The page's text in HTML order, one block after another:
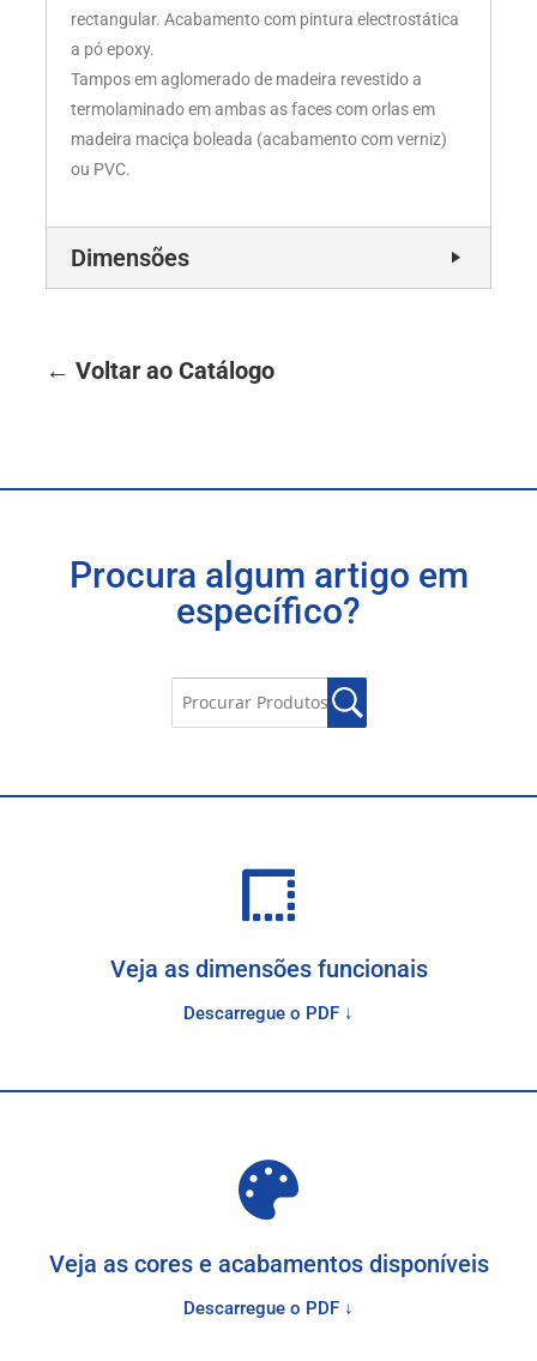
rectangular. Acabamento com pintura electrostática
a pó epoxy.
Tampos em aglomerado de madeira revestido a
termolaminado em ambas as faces com orlas em
madeira maciça boleada (acabamento com verniz)
ou PVC.
Dimensões
← Voltar ao Catálogo
Procura algum artigo em
específico?
Veja as dimensões funcionais
Descarregue o PDF ↓
Veja as cores e acabamentos disponíveis
Descarregue o PDF ↓